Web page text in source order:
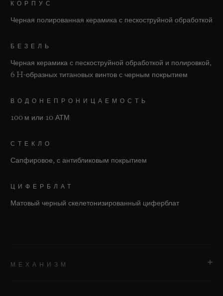
КОРПУС
Черная полированная керамика с пескоструйной обработкой
БЕЗЕЛЬ
Черная керамика с пескоструйной обработкой и полировкой,
6 H-образных титановых винтов с черным покрытием
ВОДОНЕПРОНИЦАЕМОСТЬ
100 м или 10 АТМ
СТЕКЛО
Сапфировое, с антибликовым покрытием
ЦИФЕРБЛАТ
Матовый черный скелетонизированный циферблат
МЕХАНИЗМ